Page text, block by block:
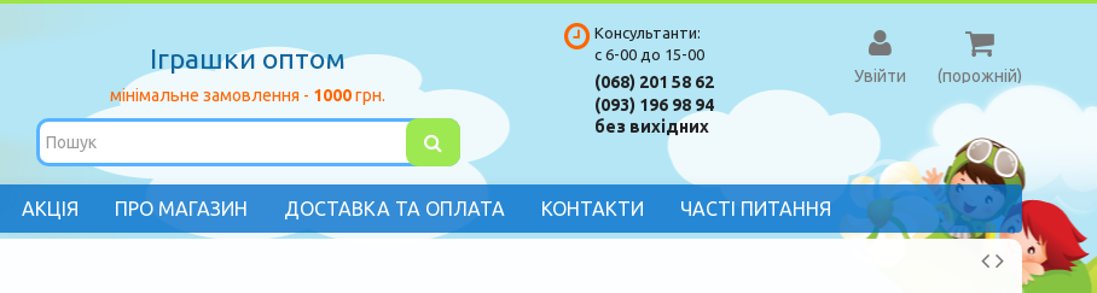
Іграшки оптом
мінімальне замовлення - 1000грн.
(порожній)
Увійти
Консультанти:
с 6-00 до 15-00
(068) 201 58 62
(093) 196 98 94
без вихідних
АКЦІЯ ПРО МАГАЗИН ДОСТАВКА ТА ОПЛАТА КОНТАКТИ ЧАСТІ ПИТАННЯ